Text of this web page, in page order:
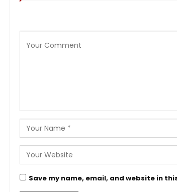
Save my name, email, and website in